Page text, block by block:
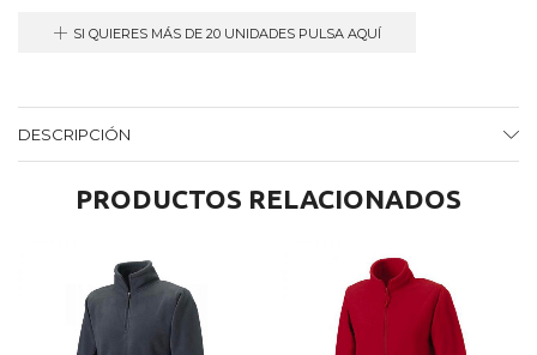
SI QUIERES MÁS DE 20 UNIDADES PULSA AQUÍ
DESCRIPCIÓN
PRODUCTOS RELACIONADOS